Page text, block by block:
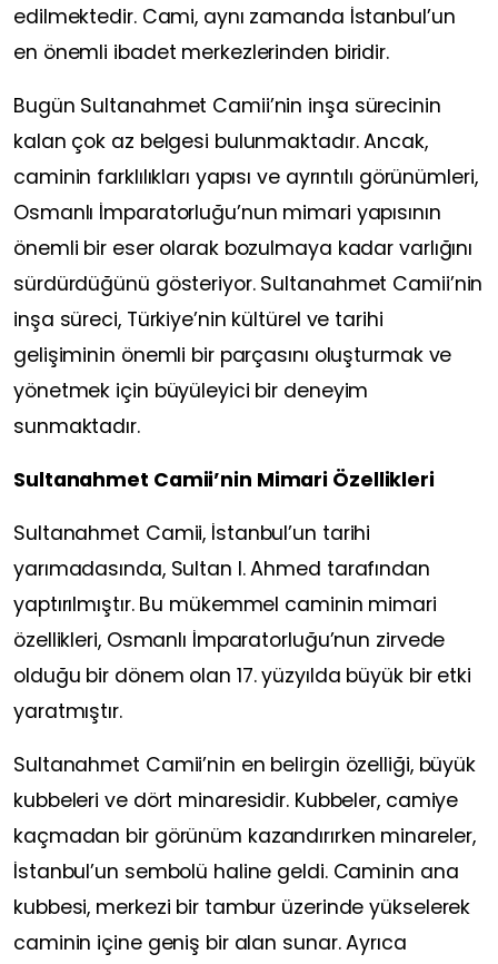
edilmektedir. Cami, aynı zamanda İstanbul’un
en önemli ibadet merkezlerinden biridir.
Bugün Sultanahmet Camii’nin inşa sürecinin
kalan çok az belgesi bulunmaktadır. Ancak,
caminin farklılıkları yapısı ve ayrıntılı görünümleri,
Osmanlı İmparatorluğu’nun mimari yapısının
önemli bir eser olarak bozulmaya kadar varlığını
sürdürdüğünü gösteriyor. Sultanahmet Camii’nin
inşa süreci, Türkiye’nin kültürel ve tarihi
gelişiminin önemli bir parçasını oluşturmak ve
yönetmek için büyüleyici bir deneyim
sunmaktadır.
Sultanahmet Camii’nin Mimari Özellikleri
Sultanahmet Camii, İstanbul’un tarihi
yarımadasında, Sultan I. Ahmed tarafından
yaptırılmıştır. Bu mükemmel caminin mimari
özellikleri, Osmanlı İmparatorluğu’nun zirvede
olduğu bir dönem olan 17. yüzyılda büyük bir etki
yaratmıştır.
Sultanahmet Camii’nin en belirgin özelliği, büyük
kubbeleri ve dört minaresidir. Kubbeler, camiye
kaçmadan bir görünüm kazandırırken minareler,
İstanbul’un sembolü haline geldi. Caminin ana
kubbesi, merkezi bir tambur üzerinde yükselerek
caminin içine geniş bir alan sunar. Ayrıca